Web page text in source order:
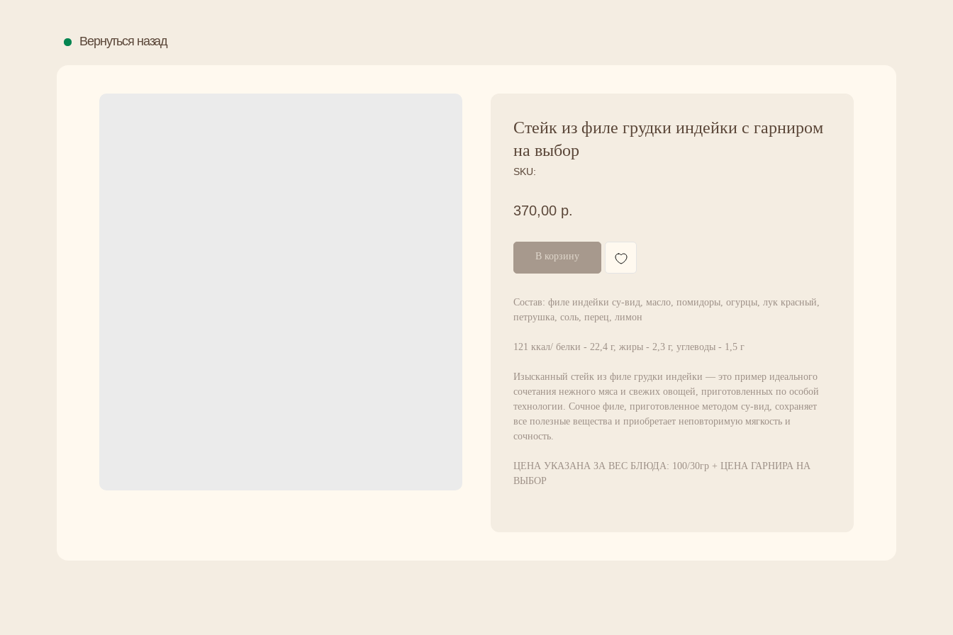
Вернуться назад
Стейк из филе грудки индейки с гарниром
на выбор
SKU:
370,00 р.
В корзину
Состав: филе индейки су-вид, масло, помидоры, огурцы, лук красный,
петрушка, соль, перец, лимон
121 ккал/ белки - 22,4 г, жиры - 2,3 г, углеводы - 1,5 г
Изысканный стейк из филе грудки индейки — это пример идеального
сочетания нежного мяса и свежих овощей, приготовленных по особой
технологии. Сочное филе, приготовленное методом су-вид, сохраняет
все полезные вещества и приобретает неповторимую мягкость и
сочность.
ЦЕНА УКАЗАНА ЗА ВЕС БЛЮДА: 100/30гр + ЦЕНА ГАРНИРА НА
ВЫБОР